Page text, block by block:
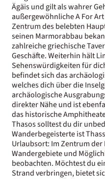
Ägäis und gilt als wahrer
außergewöhnliche A For
Zentrum des belebten
seinen Marmorabbau
zahlreiche griechische
Geschäfte. Weiterhin hält
Sehenswürdigkeiten für
befindet sich das
welches dich über die
archäologische
direkter Nähe und ist
das historische
Thasos solltest du dir
Wanderbegeisterte ist
Urlaubsort: Im Zentrum der
Wandergebiete und
beobachten. Möchtest du
Strand verbringen, bietet